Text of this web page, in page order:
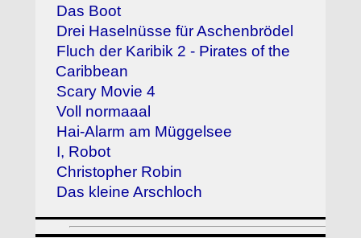
Das Boot
Drei Haselnüsse für Aschenbrödel
Fluch der Karibik 2 - Pirates of the
Caribbean
Scary Movie 4
Voll normaaal
Hai-Alarm am Müggelsee
I, Robot
Christopher Robin
Das kleine Arschloch